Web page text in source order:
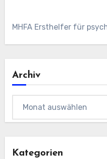
MHFA Ersthelfer für
Archiv
Kategorien